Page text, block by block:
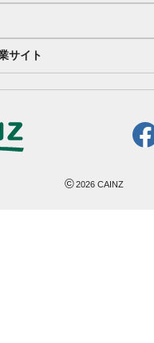
サイト
©2026 CAINZ